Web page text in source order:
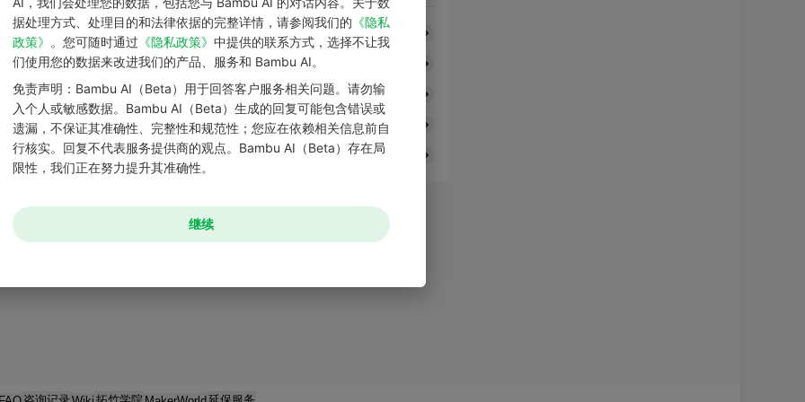
据处理方式、处理目的和法律依据的完整详情，请参阅我们的 《隐私
政策》 。您可随时通过 《隐私政策》 中提供的联系方式，选择不让我
们使用您的数据来改进我们的产品、服务和 Bambu AI。
免责声明：Bambu AI（Beta）用于回答客户服务相关问题。请勿输
入个人或敏感数据。Bambu AI（Beta）生成的回复可能包含错误或
遗漏，不保证其准确性、完整性和规范性；您应在依赖相关信息前自
行核实。回复不代表服务提供商的观点。Bambu AI（Beta）存在局
限性，我们正在努力提升其准确性。
继续
服务政策/三包政策
拓竹打印机对比
维修时效
售后运费
切片软件的下载和使用